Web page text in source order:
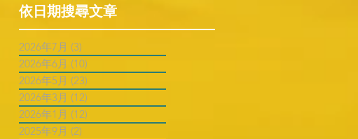
依日期搜尋文章
2026年7月 (3)
2026年6月 (10)
2026年5月 (23)
2026年3月 (12)
2026年1月 (12)
2025年9月 (2)